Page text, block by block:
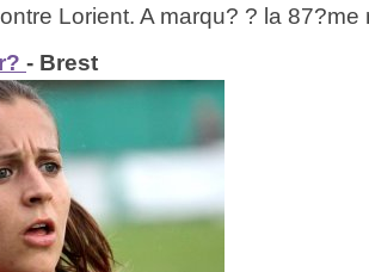
Lorient. A marqu? ? la 87?me
- Brest